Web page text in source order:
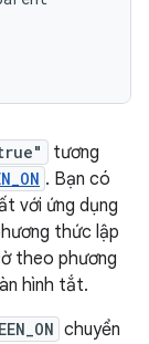
tương
. Bạn có
với ứng dụng
thức lập
theo phương
hình tắt.
chuyển